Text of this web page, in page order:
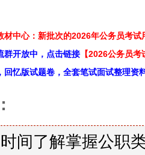
材中心：新批次的2026年公务员考试
群开放中，点击链接 【2026公务员
回忆版试题卷，全套笔试面试整理资
间了解掌握公职